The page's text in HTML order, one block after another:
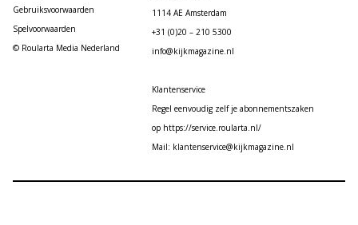
Gebruiksvoorwaarden
Spelvoorwaarden
© Roularta Media Nederland
1114 AE Amsterdam
+31 (0)20 – 210 5300
info@kijkmagazine.nl
Klantenservice
Regel eenvoudig zelf je abonnementszaken
op https://service.roularta.nl/
Mail: klantenservice@kijkmagazine.nl